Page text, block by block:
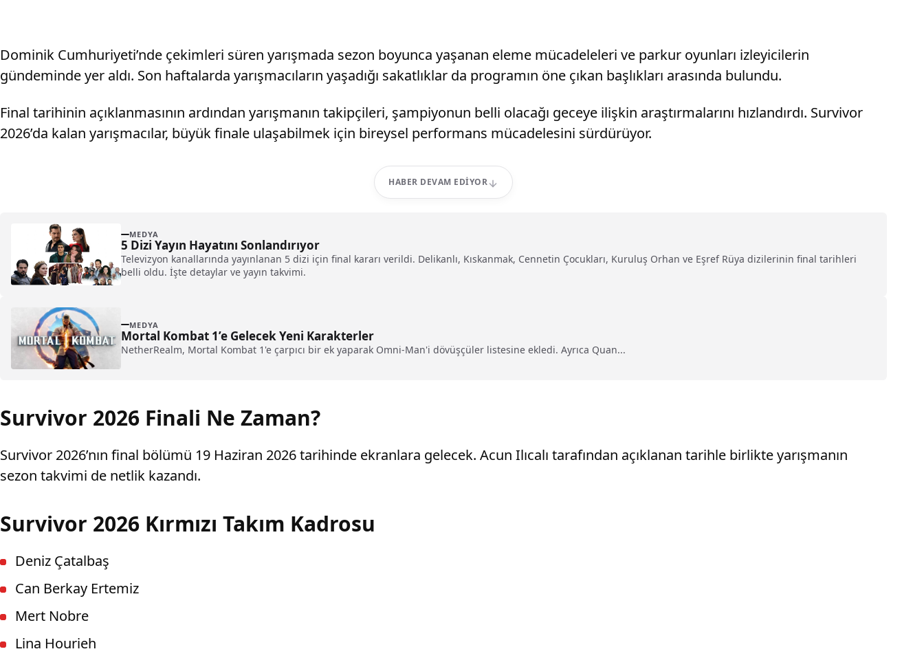
Dominik Cumhuriyeti’nde çekimleri süren yarışmada sezon boyunca yaşanan eleme mücadeleleri ve parkur oyunları izleyicilerin
gündeminde yer aldı. Son haftalarda yarışmacıların yaşadığı sakatlıklar da programın öne çıkan başlıkları arasında bulundu.
Final tarihinin açıklanmasının ardından yarışmanın takipçileri, şampiyonun belli olacağı geceye ilişkin araştırmalarını hızlandırdı. Survivor
2026’da kalan yarışmacılar, büyük finale ulaşabilmek için bireysel performans mücadelesini sürdürüyor.
HABER DEVAM EDIYOR
MEDYA
5 Dizi Yayın Hayatını Sonlandırıyor
Televizyon kanallarında yayınlanan 5 dizi için final kararı verildi. Delikanlı, Kıskanmak, Cennetin Çocukları, Kuruluş Orhan ve Eşref Rüya dizilerinin final tarihleri
belli oldu. İşte detaylar ve yayın takvimi.
MEDYA
Mortal Kombat 1’e Gelecek Yeni Karakterler
NetherRealm, Mortal Kombat 1'e çarpıcı bir ek yaparak Omni-Man'i dövüşçüler listesine ekledi. Ayrıca Quan...
Survivor 2026 Finali Ne Zaman?
Survivor 2026’nın final bölümü 19 Haziran 2026 tarihinde ekranlara gelecek. Acun Ilıcalı tarafından açıklanan tarihle birlikte yarışmanın
sezon takvimi de netlik kazandı.
Survivor 2026 Kırmızı Takım Kadrosu
Deniz Çatalbaş
Can Berkay Ertemiz
Mert Nobre
Lina Hourieh